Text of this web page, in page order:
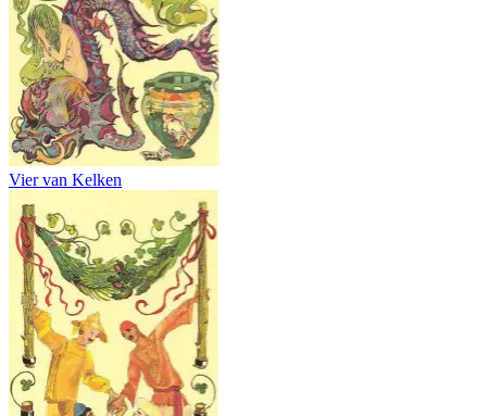
Vier van Kelken